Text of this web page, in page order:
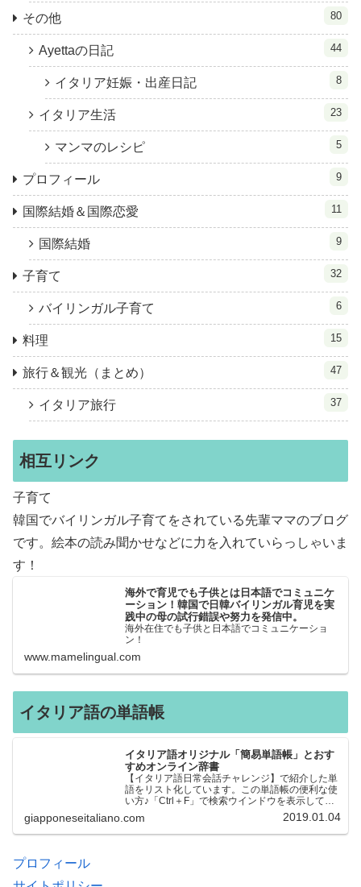
その他 80
Ayettaの日記 44
イタリア妊娠・出産日記 8
イタリア生活 23
マンマのレシピ 5
プロフィール 9
国際結婚＆国際恋愛 11
国際結婚 9
子育て 32
バイリンガル子育て 6
料理 15
旅行＆観光（まとめ） 47
イタリア旅行 37
相互リンク
子育て
韓国でバイリンガル子育てをされている先輩ママのブログ
です。絵本の読み聞かせなどに力を入れていらっしゃいま
す！
海外で育児でも子供とは日本語でコミュニケ
ーション！韓国で日韓バイリンガル育児を実
践中の母の試行錯誤や努力を発信中。
海外在住でも子供と日本語でコミュニケーショ
ン！
www.mamelingual.com
イタリア語の単語帳
イタリア語オリジナル「簡易単語帳」とおす
すめオンライン辞書
【イタリア語日常会話チャレンジ】で紹介した単
語をリスト化しています。この単語帳の便利な使
い方♪「Ctrl＋F」で検索ウインドウを表示して、
知りたい単語を探すことができます。イタリア語
→日本語、日本語→イタリア語 どちらでも検索
できるので、良…
giapponeseitaliano.com 2019.01.04
プロフィール